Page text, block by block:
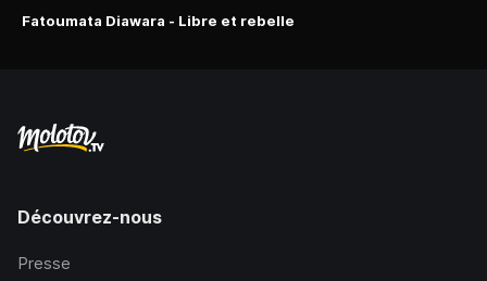
Fatoumata Diawara - Libre et rebelle
Découvrez-nous
Presse